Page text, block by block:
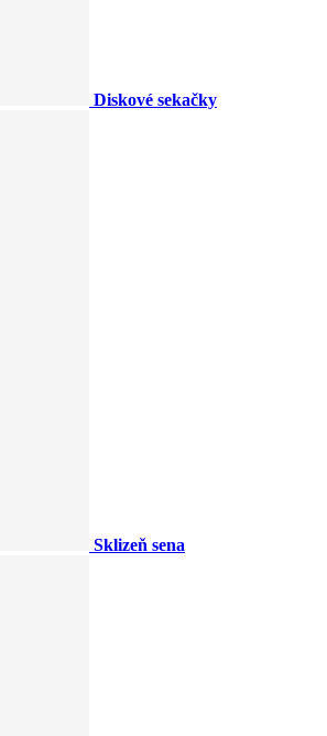
Diskové sekačky
Sklizeň sena